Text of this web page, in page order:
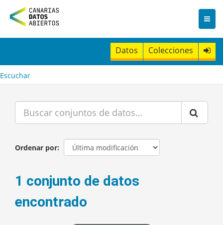
n
t
Datos Colecciones
Escuchar
Ordenar por
1 conjunto de datos
encontrado